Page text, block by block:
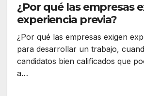
¿Por qué las empresas
experiencia previa?
¿Por qué las empresas exigen
para desarrollar un trabajo,
candidatos bien calificados que
a…